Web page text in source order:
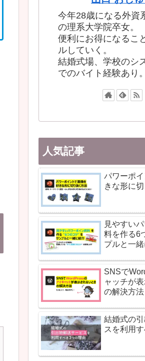
今年28歳になる外資
の理系大学院卒女。
便利にお得になるこ
ルしていく。
結婚式場、学校のシ
でのバイト経験あり。
人気記事
パワーポ
きな形に
見やすい
料を作る6
プルと一緒
SNSで
ャッチが
の解決方法
結婚式の
スを利用